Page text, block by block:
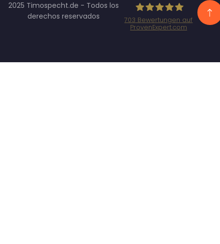
2025 Timospecht.de - Todos los
derechos reservados
Marketing
703 Bewertungen auf
ProvenExpert.com